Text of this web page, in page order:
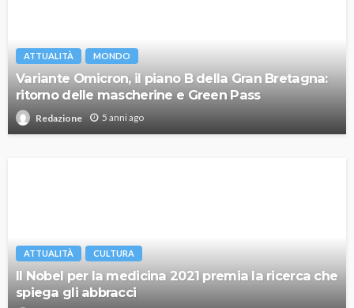
ATTUALITÀ MONDO
Variante Omicron, il piano B della Gran Bretagna:
ritorno delle mascherine e Green Pass
Redazione 5 anni ago
ATTUALITÀ CULTURA
Il Nobel per la medicina 2021 premia la ricerca che
spiega gli abbracci